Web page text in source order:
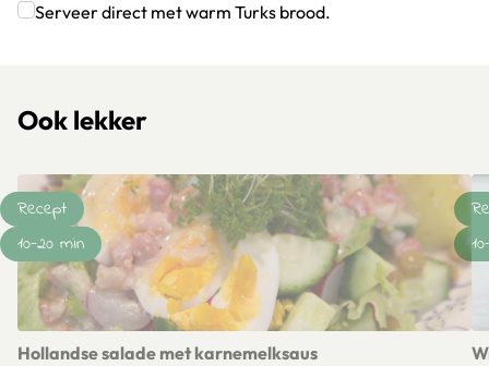
Serveer direct met warm Turks brood.
Ook lekker
Hollandse salade met karnemelksaus
Recept
10-20 min